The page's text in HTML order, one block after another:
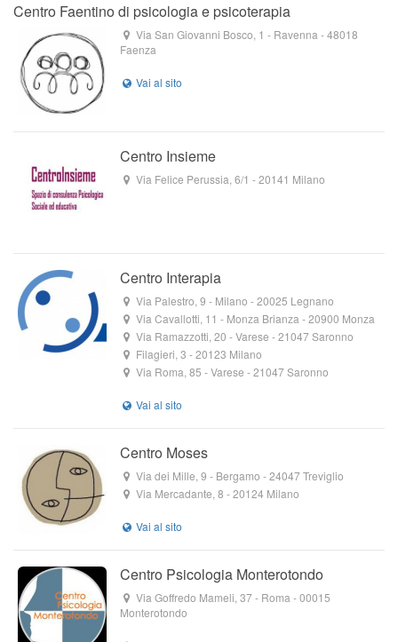
Centro Faentino di psicologia e psicoterapia
Via San Giovanni Bosco, 1 - Ravenna -48018
Faenza
Centro Insieme
Via Felice Perussia, 6/1 -20141 Milano
Centro Interapia
Via Palestro, 9 - Milano -20025 Legnano
Via Cavallotti, 11 - Monza Brianza -20900 Monza
Via Ramazzotti, 20 - Varese -21047 Saronno
Filagieri, 3 -20123 Milano
Via Roma, 85 - Varese -21047 Saronno
Centro Moses
Via dei Mille, 9 - Bergamo -24047 Treviglio
Via Mercadante, 8 -20124 Milano
Centro Psicologia Monterotondo
Via Goffredo Mameli, 37- Roma -00015
Monterotondo